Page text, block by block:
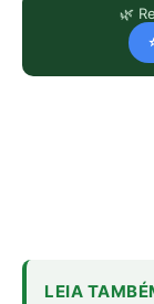
🌿
LEIA